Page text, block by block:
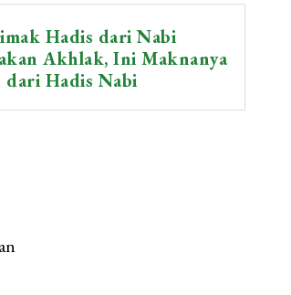
Hadis dari Nabi
Akhlak, Ini Maknanya
dari Hadis Nabi